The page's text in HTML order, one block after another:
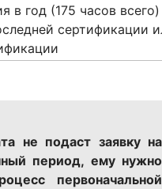
в год (175 часов
сертификации
не подаст заявку на
период, ему нужно
первоначальной